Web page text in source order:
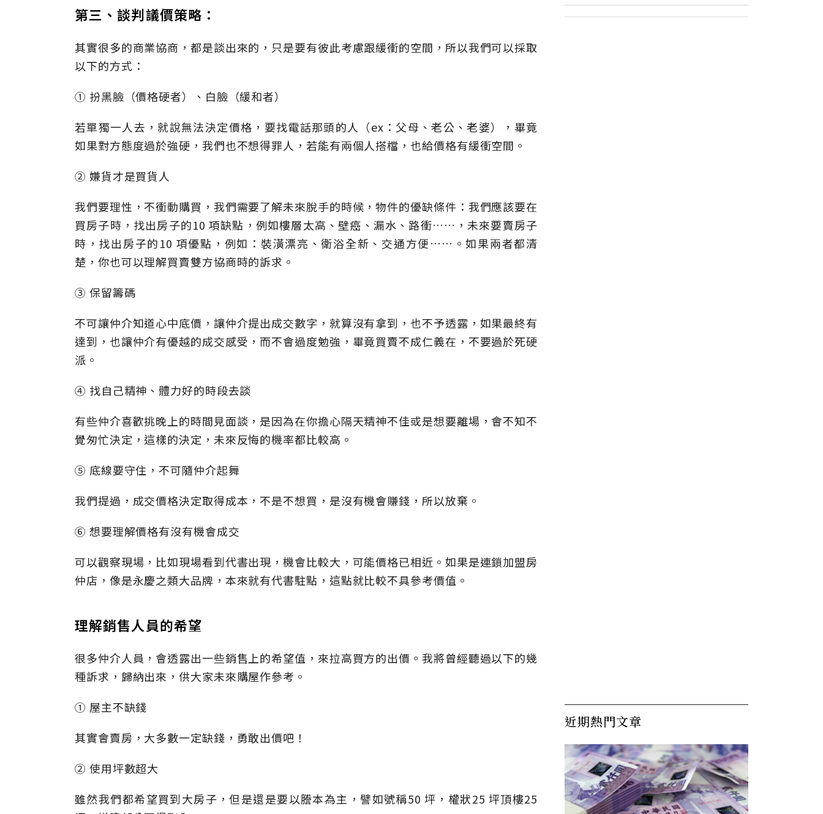
第三、談判議價策略：
其實很多的商業協商，都是談出來的，只是要有彼此考慮跟緩衝的空間，所以我們可以採取
以下的方式：
① 扮黑臉（價格硬者）、白臉（緩和者）
若單獨一人去，就說無法決定價格，要找電話那頭的人（ex：父母、老公、老婆），畢竟
如果對方態度過於強硬，我們也不想得罪人，若能有兩個人搭檔，也給價格有緩衝空間。
② 嫌貨才是買貨人
我們要理性，不衝動購買，我們需要了解未來脫手的時候，物件的優缺條件：我們應該要在
買房子時，找出房子的10 項缺點，例如樓層太高、壁癌、漏水、路衝……，未來要賣房子
時，找出房子的10 項優點，例如：裝潢漂亮、衛浴全新、交通方便……。如果兩者都清
楚，你也可以理解買賣雙方協商時的訴求。
③ 保留籌碼
不可讓仲介知道心中底價，讓仲介提出成交數字，就算沒有拿到，也不予透露，如果最終有
達到，也讓仲介有優越的成交感受，而不會過度勉強，畢竟買賣不成仁義在，不要過於死硬
派。
④ 找自己精神、體力好的時段去談
有些仲介喜歡挑晚上的時間見面談，是因為在你擔心隔天精神不佳或是想要離場，會不知不
覺匆忙決定，這樣的決定，未來反悔的機率都比較高。
⑤ 底線要守住，不可隨仲介起舞
我們提過，成交價格決定取得成本，不是不想買，是沒有機會賺錢，所以放棄。
⑥ 想要理解價格有沒有機會成交
可以觀察現場，比如現場看到代書出現，機會比較大，可能價格已相近。如果是連鎖加盟房
仲店，像是永慶之類大品牌，本來就有代書駐點，這點就比較不具參考價值。
理解銷售人員的希望
很多仲介人員，會透露出一些銷售上的希望值，來拉高買方的出價。我將曾經聽過以下的幾
種訴求，歸納出來，供大家未來購屋作參考。
① 屋主不缺錢
其實會賣房，大多數一定缺錢，勇敢出價吧！
② 使用坪數超大
雖然我們都希望買到大房子，但是還是要以謄本為主，譬如號稱50 坪，權狀25 坪頂樓25
近期熱門文章